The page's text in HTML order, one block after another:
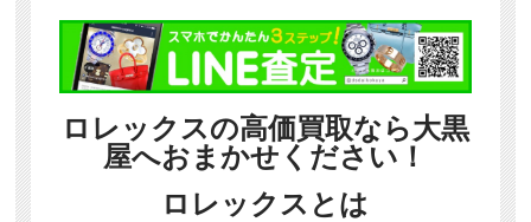
ロレックスの高価買取なら大黒
屋へおまかせください！
ロレックスとは